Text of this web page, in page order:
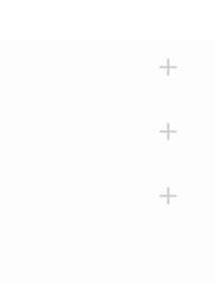
+
+
+